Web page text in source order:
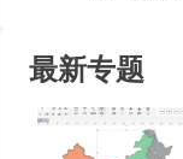
最新专题